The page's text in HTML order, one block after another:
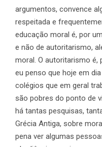
argumentos, convence
respeitada e
educação moral é, por
e não de autoritarismo,
moral. O autoritarismo é,
eu penso que hoje em
colégios que em geral
são pobres do ponto de
há tantas pesquisas,
Grécia Antiga, sobre
pena ver algumas